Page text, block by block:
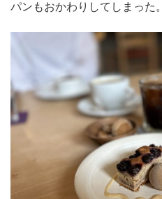
パンもおかわりしてしまった。